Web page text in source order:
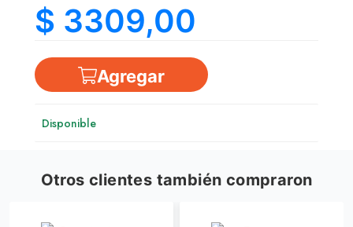
$ 3309,00
Agregar
Disponible
Otros clientes también compraron